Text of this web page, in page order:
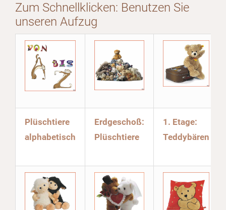
Zum Schnellklicken: Benutzen Sie
unseren Aufzug
Plüschtiere
alphabetisch
Erdgeschoß:
Plüschtiere
1. Etage:
Teddybären